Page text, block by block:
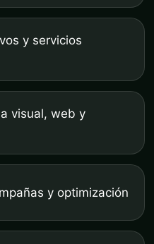
y servicios
visual, web y
y optimización